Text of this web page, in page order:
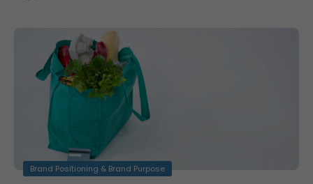
Brand Positioning & Brand Purpose